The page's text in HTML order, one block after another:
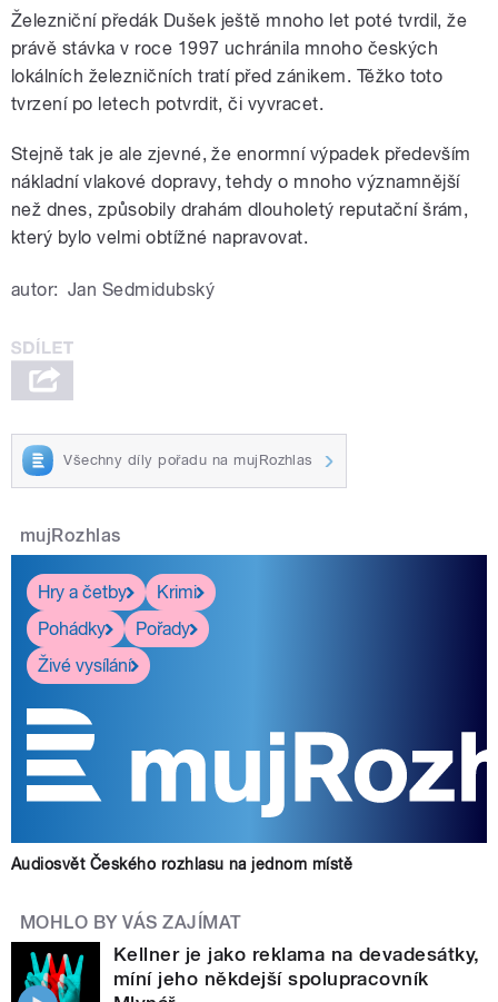
Železniční předák Dušek ještě mnoho let poté tvrdil, že
právě stávka v roce 1997 uchránila mnoho českých
lokálních železničních tratí před zánikem. Těžko toto
tvrzení po letech potvrdit, či vyvracet.
Stejně tak je ale zjevné, že enormní výpadek především
nákladní vlakové dopravy, tehdy o mnoho významnější
než dnes, způsobily drahám dlouholetý reputační šrám,
který bylo velmi obtížné napravovat.
autor: Jan Sedmidubský
Všechny díly pořadu na mujRozhlas
mujRozhlas
Hry a četby
Krimi
Pohádky
Pořady
Živé vysílání
Audiosvět Českého rozhlasu na jednom místě
MOHLO BY VÁS ZAJÍMAT
Kellner je jako reklama na devadesátky,
míní jeho někdejší spolupracovník